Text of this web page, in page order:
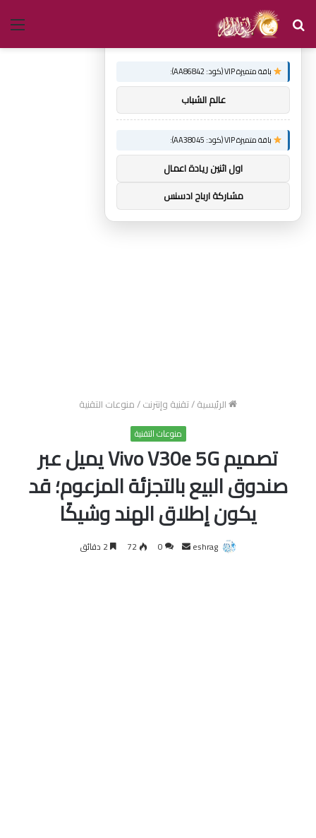
بحث
عن
الرئيسية/تقنية وإنترنت/منوعات التقنية
منوعات التقنية
تصميم Vivo V30e 5G يميل عبر
صندوق البيع بالتجزئة المزعوم؛ قد
يكون إطلاق الهند وشيكًا
eshrag
أرسل 0
72 2 دقائق
توصيات :
باقة متميزة VIP (كود: AA86842):
عالم الشباب
باقة متميزة VIP (كود: AA38045):
اول اثنين ريادة اعمال
مشاركة ارباح ادسنس